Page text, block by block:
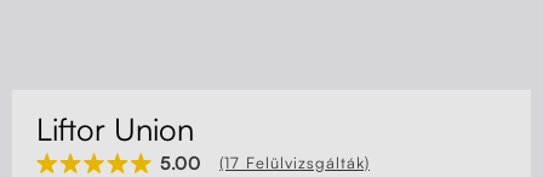
Zárható fiók
Liftor Union
5.00 (17 Felülvizsgálták)